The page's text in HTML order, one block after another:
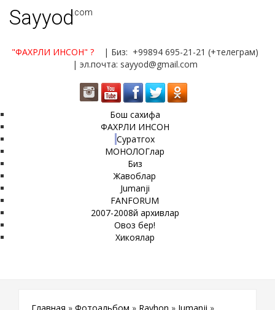
Sayyod.com
"ФАХРЛИ ИНСОН" ?
| Биз: +99894 695-21-21 (+телеграм)
| эл.почта: sayyod@gmail.com
Бош сахифа
ФАХРЛИ ИНСОН
Суратгох
МОНОЛОГлар
Биз
Жавоблар
Jumanji
FANFORUM
2007-2008й архивлар
Овоз бер!
Хикоялар